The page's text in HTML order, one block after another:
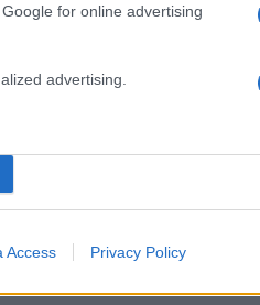
for online advertising
advertising.
Access Privacy Policy